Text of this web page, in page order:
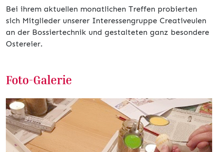
Bei ihrem aktuellen monatlichen Treffen probierten
sich Mitglieder unserer Interessengruppe Creativeulen
an der Bossiertechnik und gestalteten ganz besondere
Ostereier.
Foto-Galerie